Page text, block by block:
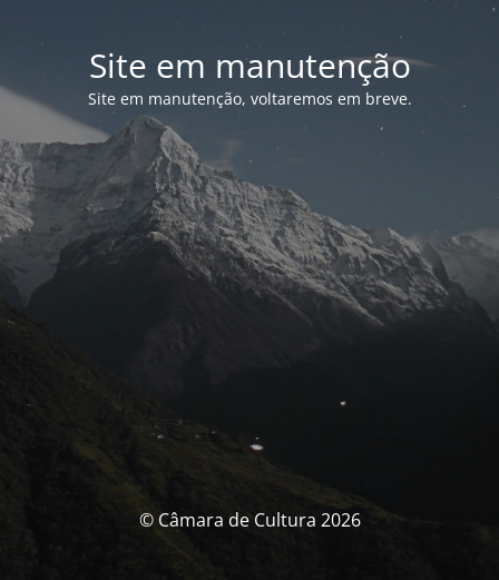
Site em manutenção
Site em manutenção, voltaremos em breve.
© Câmara de Cultura 2026